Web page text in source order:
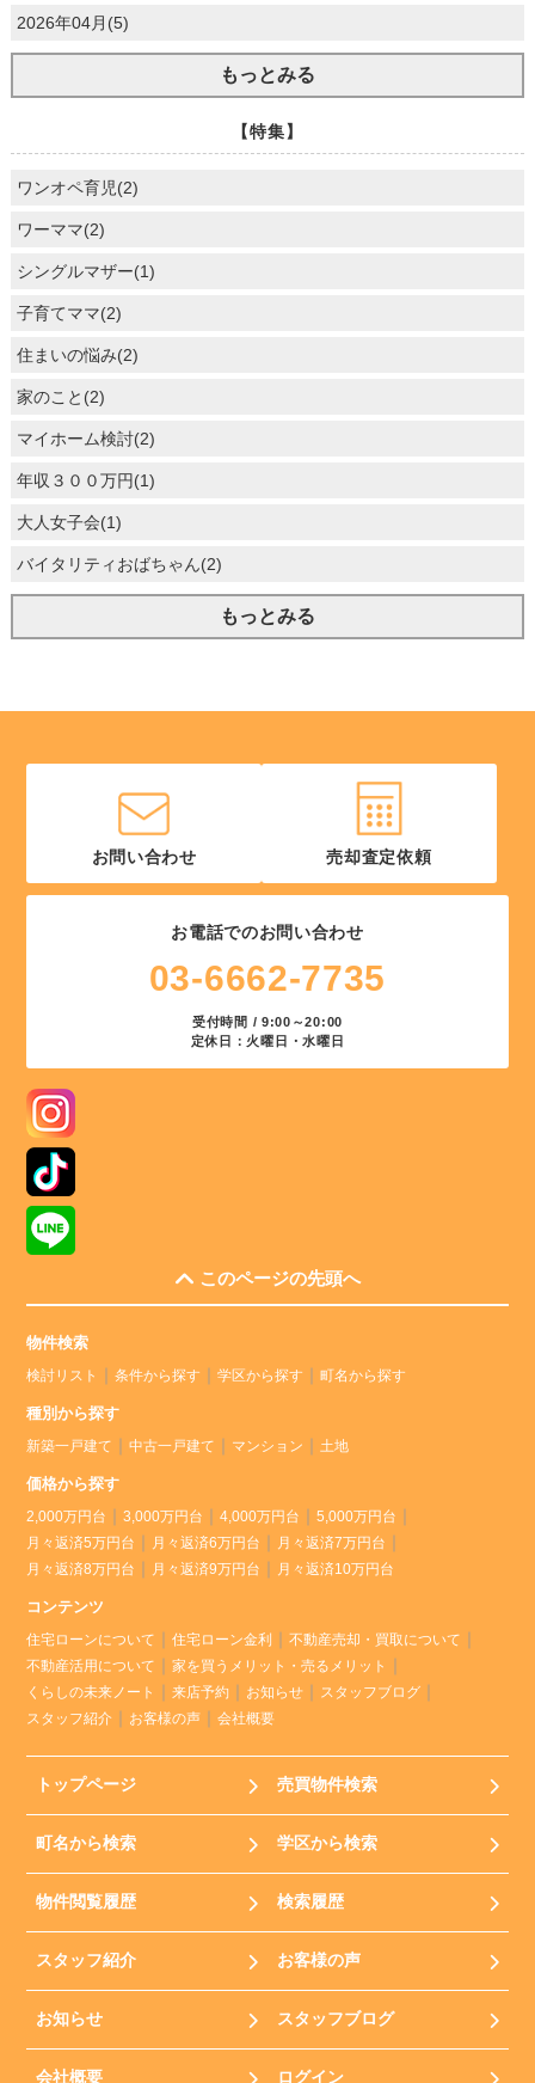
2026年04月(5)
もっとみる
【特集】
ワンオペ育児(2)
ワーママ(2)
シングルマザー(1)
子育てママ(2)
住まいの悩み(2)
家のこと(2)
マイホーム検討(2)
年収３００万円(1)
大人女子会(1)
バイタリティおばちゃん(2)
もっとみる
お電話でのお問い合わせ
03-6662-7735
受付時間 / 9:00～20:00
定休日：火曜日・水曜日
お問い合わせ 売却査定依頼
このページの先頭へ
物件検索
検討リスト 条件から探す 学区から探す 町名から探す
種別から探す
新築一戸建て 中古一戸建て マンション 土地
価格から探す
2,000万円台 3,000万円台 4,000万円台
5,000万円台
月々返済5万円台
月々返済6万円台
月々返済7万円台
月々返済8万円台
月々返済9万円台 月々返済10万円台
コンテンツ
住宅ローンについて 住宅ローン金利
不動産売却・買取について
不動産活用について
家を買うメリット・売るメリット
くらしの未来ノート
来店予約 お知らせ
スタッフブログ
スタッフ紹介
お客様の声 会社概要
トップページ 売買物件検索
町名から検索 学区から検索
物件閲覧履歴 検索履歴
スタッフ紹介 お客様の声
お知らせ スタッフブログ
会社概要 ログイン